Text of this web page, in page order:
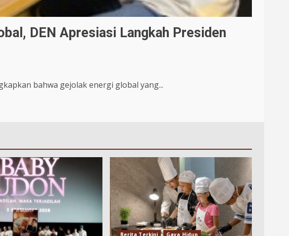
DEN Apresiasi Langkah Presiden
bahwa gejolak energi global yang...
Berita Terkini Gaya Hidup